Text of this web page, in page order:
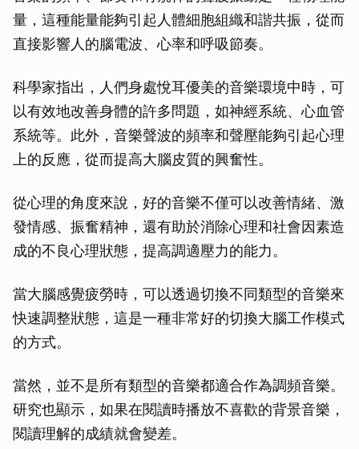
量，這種能量能夠引起人體細胞組織和諧共振，從而
直接影響人的腦電波、心率和呼吸節奏。
科學家指出，人們身處悅耳優美的音樂環境中時，可
以有效地改善身體的許多問題，如神經系統、心血管
系統等。此外，音樂聲波的頻率和聲壓能夠引起心理
上的反應，從而提高大腦皮質的興奮性。
從心理的角度來說，好的音樂不僅可以改善情緒、激
發情感、振奮精神，還有助於消除心理和社會因素造
成的不良心理狀態，提高調適壓力的能力。
當大腦感覺疲勞時，可以透過切換不同類型的音樂來
快速調整狀態，這是一種非常好的切換大腦工作模式
的方式。
當然，並不是所有類型的音樂都適合作為調頻音樂。
研究也顯示，如果在閱讀時播放不喜歡的背景音樂，
閱讀理解的成績就會變差。